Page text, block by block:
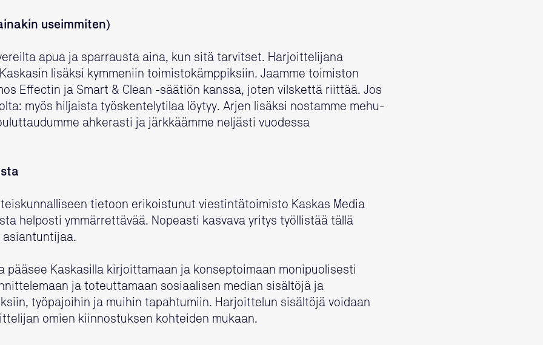
useimmiten)
apua ja sparrausta aina, kun sitä tarvitset. Harjoittelijana
lisäksi kymmeniin toimistokämppiksiin. Jaamme toimiston
Effectin ja Smart & Clean -säätiön kanssa, joten vilskettä riittää. Jos
myös hiljaista työskentelytilaa löytyy. Arjen lisäksi nostamme mehu-
ahkerasti ja järkkäämme neljästi vuodessa
tietoon erikoistunut viestintätoimisto Kaskas Media
helposti ymmärrettävää. Nopeasti kasvava yritys työllistää tällä
asiantuntijaa.
pääsee Kaskasilla kirjoittamaan ja konseptoimaan monipuolisesti
ja toteuttamaan sosiaalisen median sisältöjä ja
työpajoihin ja muihin tapahtumiin. Harjoittelun sisältöjä voidaan
omien kiinnostuksen kohteiden mukaan.